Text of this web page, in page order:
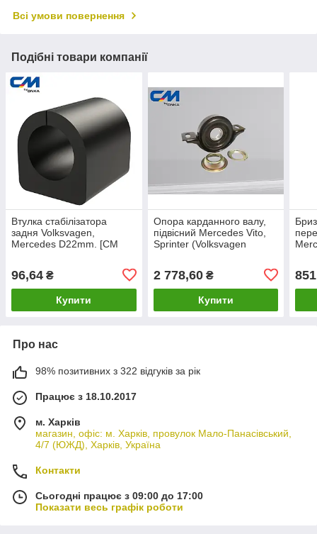
Всі умови повернення
Подібні товари компанії
Втулка стабілізатора
задня Volksvagen,
Mercedes D22mm. [CM
96,64 ₴
Купити
Опора карданного валу,
підвісний Mercedes Vito,
Sprinter (Volksvagen
2 778,60₴
Купити
Про нас
98% позитивних з 322 відгуків за рік
Працює з 18.10.2017
м. Харків
магазин, офіс: м. Харків, провулок Мало-Панасівський,
4/7 (ЮЖД), Харків, Україна
Контакти
Сьогодні працює з 09:00 до 17:00
Показати весь графік роботи